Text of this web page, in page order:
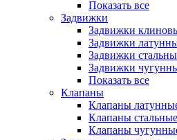
Показать все
Задвижки
Задвижки
Задвижки
Задвижки
Задвижки
Показать все
Клапаны
Клапаны
Клапаны стальные
Клапаны